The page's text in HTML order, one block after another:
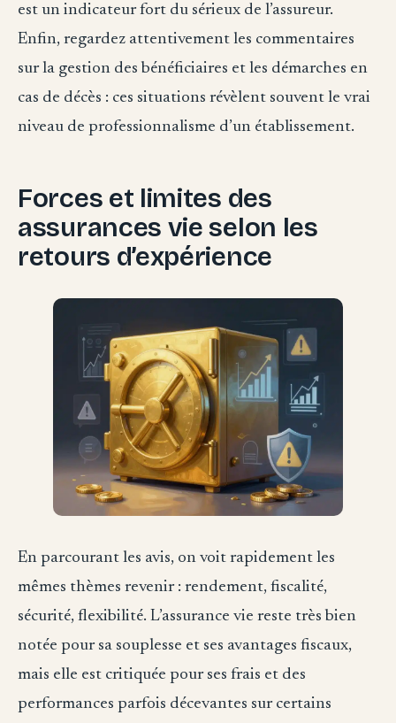
est un indicateur fort du sérieux de l’assureur.
Enfin, regardez attentivement les commentaires
sur la gestion des bénéficiaires et les démarches en
cas de décès : ces situations révèlent souvent le vrai
niveau de professionnalisme d’un établissement.
Forces et limites des
assurances vie selon les
retours d’expérience
En parcourant les avis, on voit rapidement les
mêmes thèmes revenir : rendement, fiscalité,
sécurité, flexibilité. L’assurance vie reste très bien
notée pour sa souplesse et ses avantages fiscaux,
mais elle est critiquée pour ses frais et des
performances parfois décevantes sur certains